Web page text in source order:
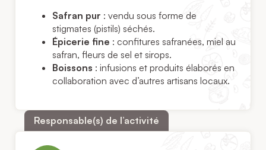
Safran pur : vendu sous forme de
stigmates (pistils) séchés.
Épicerie fine : confitures safranées, miel au
safran, fleurs de sel et sirops.
Boissons : infusions et produits élaborés en
collaboration avec d’autres artisans locaux.
Responsable(s) de l’activité